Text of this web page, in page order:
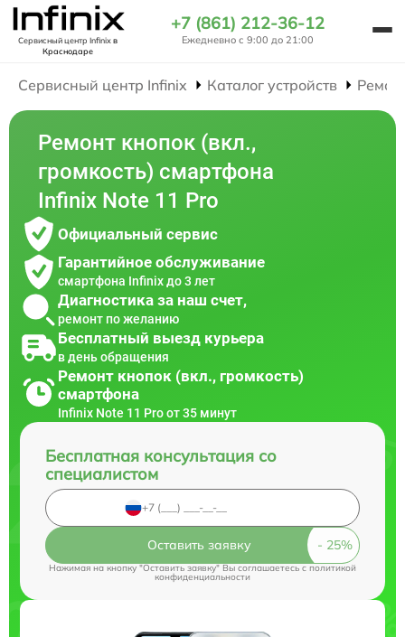
Сервисный центр Infinixв
Краснодаре
+7 (861) 212-36-12
Ежедневно с 9:00 до 21:00
Сервисный центр Infinix Каталог устройств
Ремонт кнопок (вкл.,
громкость) смартфона
Infinix Note 11 Pro
Официальный сервис
Гарантийное обслуживание
смартфона Infinix до 3 лет
Диагностика за наш счет,
ремонт по желанию
Бесплатный выезд курьера
в день обращения
Ремонт кнопок (вкл., громкость)
смартфона
Infinix Note 11 Pro от 35 минут
Бесплатная консультация со
специалистом
Оставить заявку
Нажимая на кнопку "Оставить заявку" Вы соглашаетесь cполитикой
конфиденциальности